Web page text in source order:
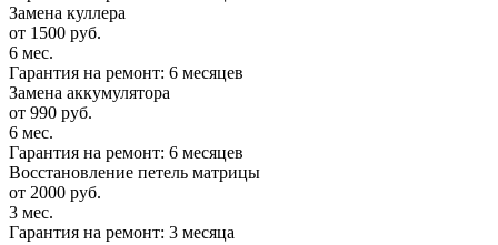
Замена куллера
от 1500 руб.
6 мес.
Гарантия на ремонт: 6 месяцев
Замена аккумулятора
от 990 руб.
6 мес.
Гарантия на ремонт: 6 месяцев
Восстановление петель матрицы
от 2000 руб.
3 мес.
Гарантия на ремонт: 3 месяца